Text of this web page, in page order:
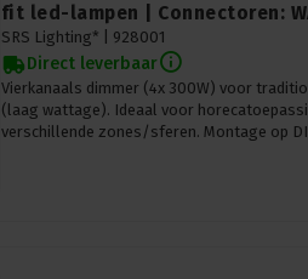
fit led-lampen | Connectoren:
SRS Lighting* | 928001
Direct leverbaar
Vierkanaals dimmer (4x 300W) voor
(laag wattage). Ideaal voor
verschillende zones/sferen. Montage op